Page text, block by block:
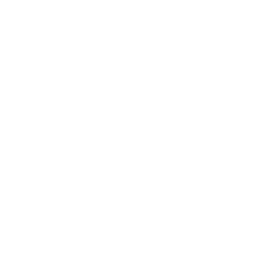
です。
ず変更すること